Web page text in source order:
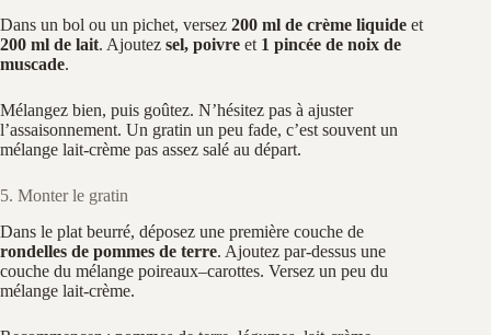
Dans un bol ou un pichet, versez 200 ml de crème liquide et
200 ml de lait. Ajoutez sel, poivre et 1 pincée de noix de
muscade.
Mélangez bien, puis goûtez. N’hésitez pas à ajuster
l’assaisonnement. Un gratin un peu fade, c’est souvent un
mélange lait-crème pas assez salé au départ.
5. Monter le gratin
Dans le plat beurré, déposez une première couche de
rondelles de pommes de terre. Ajoutez par-dessus une
couche du mélange poireaux–carottes. Versez un peu du
mélange lait-crème.